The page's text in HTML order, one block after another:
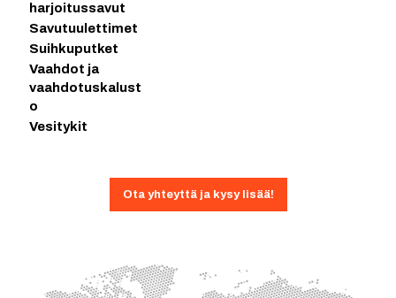
harjoitussavut
Savutuulettimet
Suihkuputket
Vaahdot ja
vaahdotuskalust
o
Vesitykit
Ota yhteyttä ja kysy lisää!